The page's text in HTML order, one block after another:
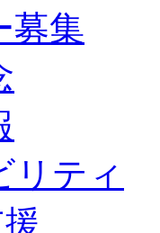
募集
リティ